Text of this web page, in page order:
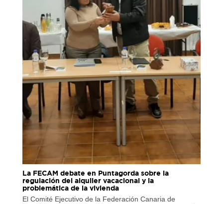
La FECAM debate en Puntagorda sobre la
regulación del alquiler vacacional y la
problemática de la vivienda
El Comité Ejecutivo de la Federación Canaria de